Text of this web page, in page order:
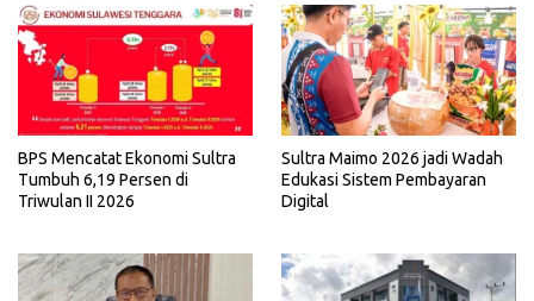
BPS Mencatat Ekonomi Sultra
Tumbuh 6,19 Persen di
Triwulan II 2026
Sultra Maimo 2026 jadi Wadah
Edukasi Sistem Pembayaran
Digital